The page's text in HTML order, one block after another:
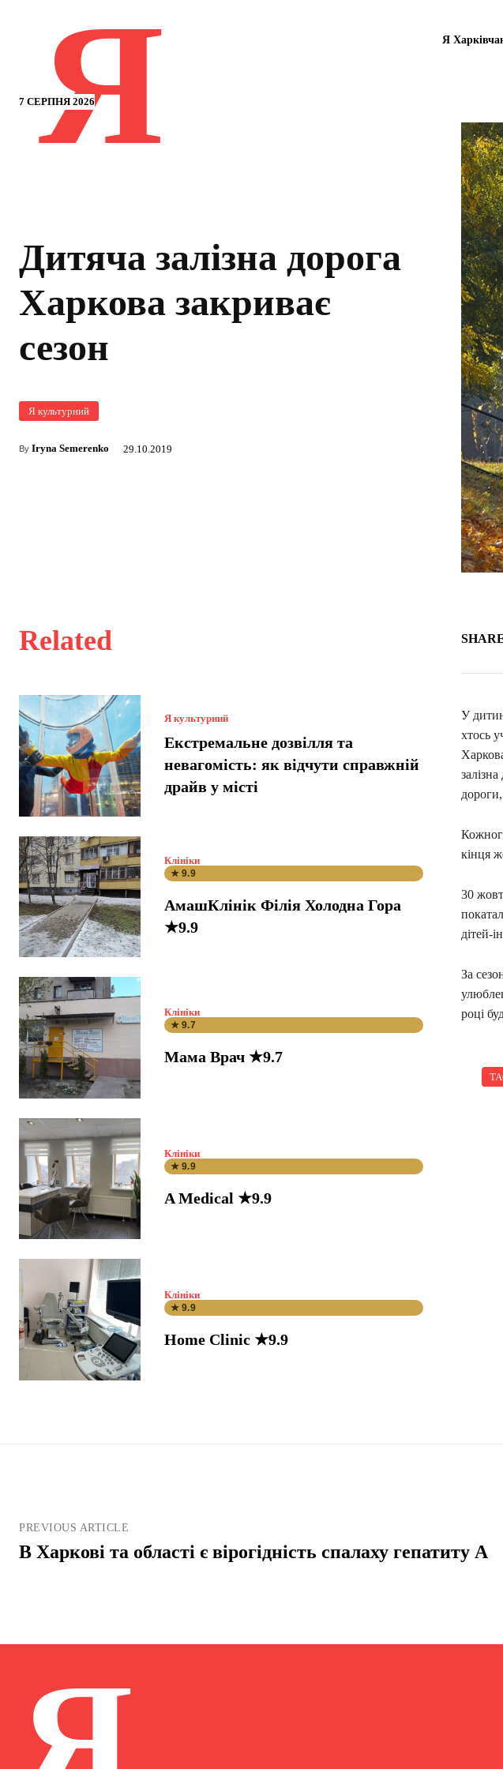
7 СЕРПНЯ 2026
Я Я
Дитяча залізна дорога
Харкова закриває
сезон
Я культурний
By Iryna Semerenko 29.10.2019
Related
Я культурний
Екстремальне дозвілля та
невагомість: як відчути справжній
драйв у місті
Клініки
★ 9.9
АмашКлінік Філія Холодна Гора
★9.9
Клініки
★ 9.7
Мама Врач ★9.7
Клініки
★ 9.9
A Medical ★9.9
Клініки
★ 9.9
Home Clinic ★9.9
У
хтось
кінця
30
дітей-
За
році
PREVIOUS ARTICLE
В Харкові та області є вірогідність спалаху гепатиту А